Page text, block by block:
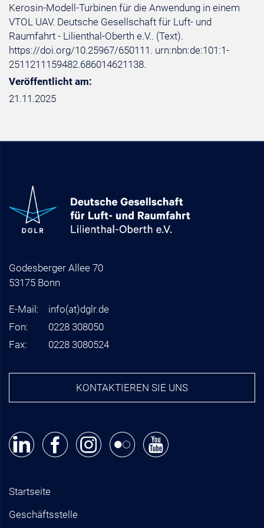
Kerosin-Modell-Turbinen für die Anwendung in einem
VTOL UAV. Deutsche Gesellschaft für Luft- und
Raumfahrt - Lilienthal-Oberth e.V.. (Text).
https://doi.org/10.25967/650111. urn:nbn:de:101:1-
2511211159482.686014621138.
Veröffentlicht am:
21.11.2025
Godesberger Allee 70
53175 Bonn
E-Mail: info(at)dglr.de
Fon:
0228 308050
Fax:
0228 3080524
KONTAKTIEREN SIE UNS
Startseite
Geschäftsstelle